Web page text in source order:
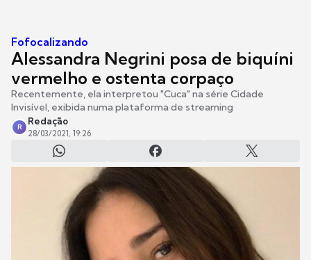
Fofocalizando
Alessandra Negrini posa de biquíni
vermelho e ostenta corpaço
Recentemente, ela interpretou "Cuca" na série Cidade
Invisível, exibida numa plataforma de streaming
R
Redação
28/03/2021, 19:26